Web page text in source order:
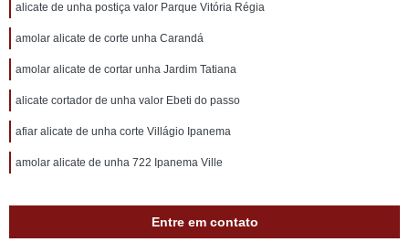
alicate de unha postiça valor Parque Vitória Régia
amolar alicate de corte unha Carandá
amolar alicate de cortar unha Jardim Tatiana
alicate cortador de unha valor Ebeti do passo
afiar alicate de unha corte Villágio Ipanema
amolar alicate de unha 722 Ipanema Ville
Entre em contato